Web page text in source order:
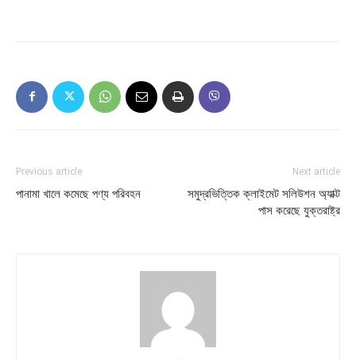
Previous article
পানামা খালে কমেছে পণ্য পরিবহন
Next article
সমুদ্রভিত্তিক ক্লাইমেট সলিউশন অ্যাক্ট
পাস করেছে যুক্তরাষ্ট্র